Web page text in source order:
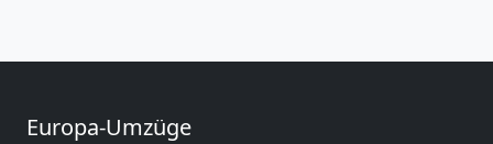
Europa-Umzüge